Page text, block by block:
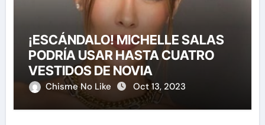
¡ESCÁNDALO! MICHELLE SALAS
PODRÍA USAR HASTA CUATRO
VESTIDOS DE NOVIA
Chisme No Like Oct 13, 2023